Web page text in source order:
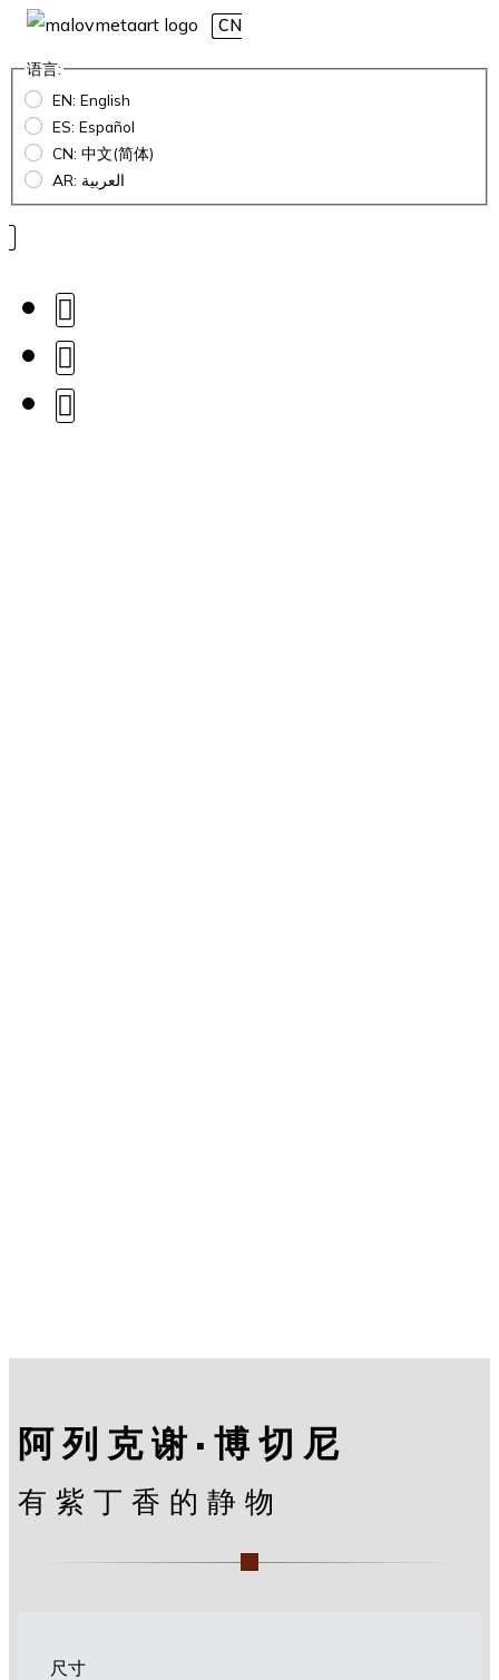
CN
语言:
EN: English
ES: Español
CN: 中文(简体)
AR: العربية
阿列克谢·博切尼
有紫丁香的静物
尺寸